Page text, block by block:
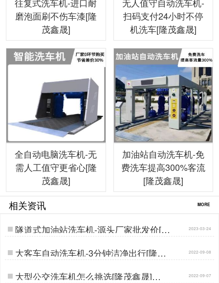
磨泡面刷不伤车漆[隆
茂鑫晟]
扫码支付24小时不停
机洗车[隆茂鑫晟]
全自动电脑洗车机-无
需人工值守更省心[隆
茂鑫晟]
加油站自动洗车机-免
费洗车提高300%客流
[隆茂鑫晟]
相关资讯 MORE
隧道式加油站洗车机-源头厂家批发价[隆
茂鑫晟]…
2023-03-24
大客车自动洗车机-3分钟洁净出行[隆茂
鑫晟]…
2022-09-08
大型公交洗车机怎么挑选[隆茂鑫晟]… 2022-09-07